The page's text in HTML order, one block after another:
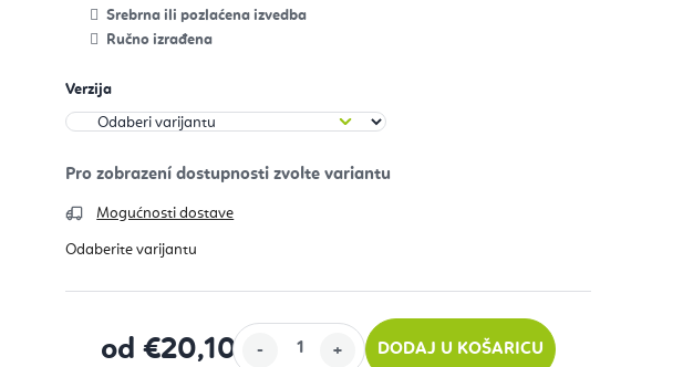
Srebrna ili pozlaćena izvedba
Ručno izrađena
Verzija
Mogućnosti dostave
od€20,10 DODAJ U KOŠARICU